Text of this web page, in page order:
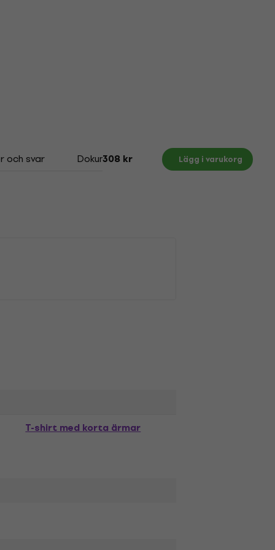
och svar Dokument Size Chart
308 kr Lägg i varukorg
T-shirt med korta ärmar